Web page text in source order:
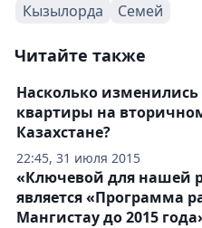
Кызылорда
Семей
Читайте также
22:45, 31 июля 2015
Насколько
квартиры на
Казахстане?
«Ключевой для нашей
является «Программа
Мангистау до 2015